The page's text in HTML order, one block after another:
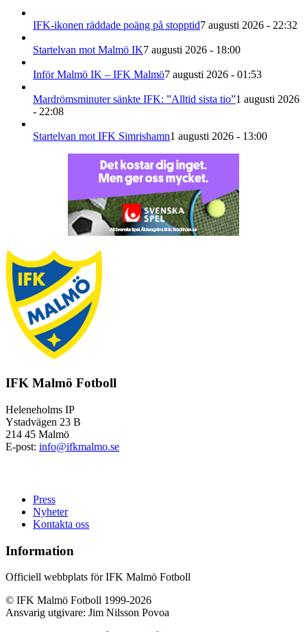
IFK-ikonen räddade poäng på stopptid7 augusti 2026 - 22:32
Startelvan mot Malmö IK7 augusti 2026 - 18:00
Inför Malmö IK – IFK Malmö7 augusti 2026 - 01:53
Mardrömsminuter sänkte IFK: ”Alltid sista tio”1 augusti 2026
- 22:08
Startelvan mot IFK Simrishamn1 augusti 2026 - 13:00
IFK Malmö Fotboll
Heleneholms IP
Ystadvägen 23 B
214 45 Malmö
E-post: info@ifkmalmo.se
Press
Nyheter
Kontakta oss
Information
Officiell webbplats för IFK Malmö Fotboll
© IFK Malmö Fotboll 1999-2026
Ansvarig utgivare: Jim Nilsson Povoa